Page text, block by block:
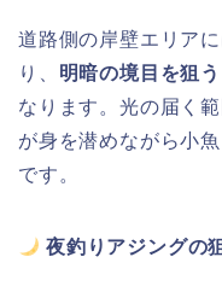
道路側の岸壁エリア
り、 明暗の境目を狙
なります。光の届く
が身を潜めながら小
です。
夜釣りアジングの